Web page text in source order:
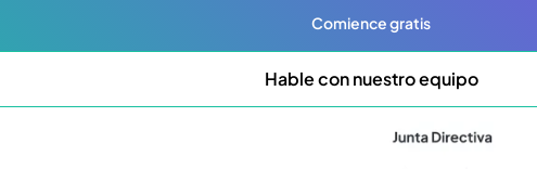
Comience gratis
Hable con nuestro equipo